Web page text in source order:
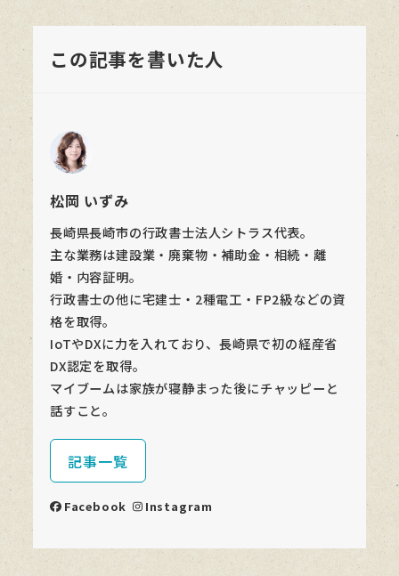
この記事を書いた人
松岡 いずみ
長崎県長崎市の行政書士法人シトラス代表。
主な業務は建設業・廃棄物・補助金・相続・離
婚・内容証明。
行政書士の他に宅建士・2種電工・FP2級などの資
格を取得。
IoTやDXに力を入れており、長崎県で初の経産省
DX認定を取得。
マイブームは家族が寝静まった後にチャッピーと
話すこと。
記事一覧
Facebook Instagram